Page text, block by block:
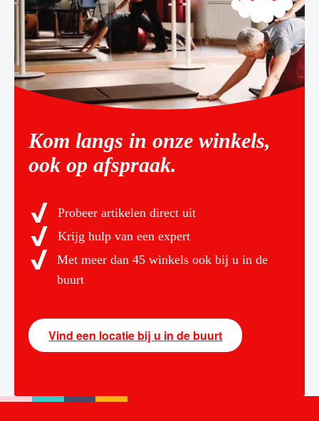
Kom langs in onze winkels,
ook op afspraak.
Probeer artikelen direct uit
Krijg hulp van een expert
Met meer dan 45 winkels ook bij u in de
buurt
Vind een locatie bij u in de buurt